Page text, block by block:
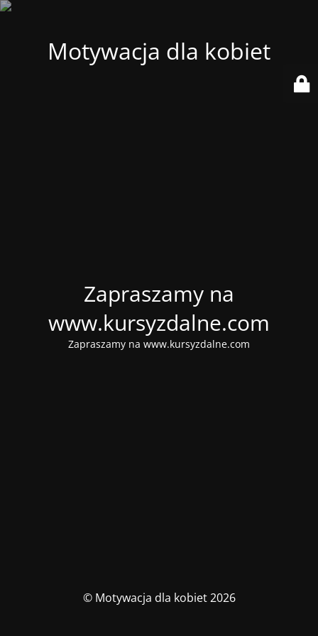
Motywacja dla kobiet
Zapraszamy na
www.kursyzdalne.com
Zapraszamy na www.kursyzdalne.com
© Motywacja dla kobiet 2026